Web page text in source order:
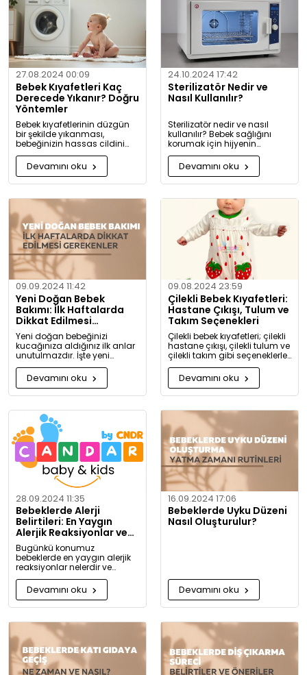
27.08.2024 00:09
Bebek Kıyafetleri Kaç
Derecede Yıkanır? Doğru
Yöntemler
Bebek kıyafetlerinin düzgün
bir şekilde yıkanması,
bebeğinizin hassas cildini
korumak için oldukça
önemlidir. Bu rehberde, bebek
giysilerinizi nasıl ve hangi
koşullarda yıkamanız
bilgiler bulacaksınız.
Devamını oku
24.10.2024 17:42
Sterilizatör Nedir ve
Nasıl Kullanılır?
Sterilizatör nedir ve nasıl
kullanılır? Bebek sağlığını
korumak için hijyenin
önemini keşfedin. Buharlı ve
UV sterilizatörlerle mikroplara
karşı tam koruma!
Devamını oku
09.09.2024 11:42
Yeni Doğan Bebek
Bakımı: İlk Haftalarda
Dikkat Edilmesi
Gerekenler
Yeni doğan bebeğinizi
kucağınıza aldığınız ilk anlar
unutulmazdır. İşte yeni
doğan bebek bakımında
dikkat etmeniz gerekenler:
Devamını oku
09.08.2024 23:59
Çilekli Bebek Kıyafetleri:
Hastane Çıkışı, Tulum ve
Takım Seçenekleri
Çilekli bebek kıyafetleri; çilekli
hastane çıkışı, çilekli tulum ve
çilekli takım gibi seçeneklerle
bebeğinize tatlılık katıyor. Kız
ve erkek bebekler için özel
tasarlanmış, organik
pamuktan üretilmiş şık ve
Devamını oku
28.09.2024 11:35
Bebeklerde Alerji
Belirtileri: En Yaygın
Alerjik Reaksiyonlar ve
Önlemleri
Bugünkü konumuz
bebeklerde en yaygın alerjik
reaksiyonlar nelerdir ve
alerjiye karşı nasıl önlem
alınabilir? Artık alerjiye karşı
daha bilgili olacaksınız!
Devamını oku
16.09.2024 17:06
Bebeklerde Uyku Düzeni
Nasıl Oluşturulur?
Devamını oku